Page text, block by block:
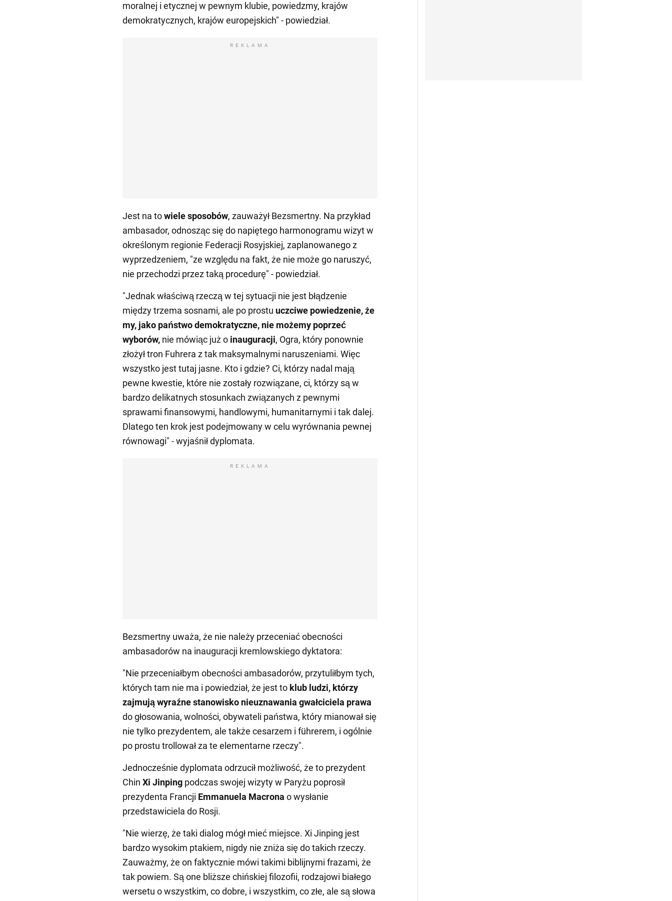
moralnej i etycznej w pewnym klubie, powiedzmy, krajów
demokratycznych, krajów europejskich" - powiedział.
REKLAMA
Jest na towiele sposobów, zauważył Bezsmertny. Na przykład
ambasador, odnosząc się do napiętego harmonogramu wizyt w
określonym regionie Federacji Rosyjskiej, zaplanowanego z
wyprzedzeniem, "ze względu na fakt, że nie może go naruszyć,
nie przechodzi przez taką procedurę" - powiedział.
"Jednak właściwą rzeczą w tej sytuacji nie jest błądzenie
między trzema sosnami, ale po prostu uczciwe powiedzenie, że
my, jako państwo demokratyczne, nie możemy poprzeć
wyborów, nie mówiąc już o inauguracji, Ogra, który ponownie
złożył tron Fuhrera z tak maksymalnymi naruszeniami. Więc
wszystko jest tutaj jasne. Kto i gdzie? Ci, którzy nadal mają
pewne kwestie, które nie zostały rozwiązane, ci, którzy są w
bardzo delikatnych stosunkach związanych z pewnymi
sprawami finansowymi, handlowymi, humanitarnymi i tak dalej.
Dlatego ten krok jest podejmowany w celu wyrównania pewnej
równowagi" - wyjaśnił dyplomata.
REKLAMA
Bezsmertny uważa, że nie należy przeceniać obecności
ambasadorów na inauguracji kremlowskiego dyktatora:
"Nie przeceniałbym obecności ambasadorów, przytuliłbym tych,
których tam nie ma i powiedział, że jest to klub ludzi, którzy
zajmują wyraźne stanowisko nieuznawania gwałciciela prawa
do głosowania, wolności, obywateli państwa, który mianował się
nie tylko prezydentem, ale także cesarzem i führerem, i ogólnie
po prostu trollował za te elementarne rzeczy".
Jednocześnie dyplomata odrzucił możliwość, że to prezydent
Chin Xi Jinping podczas swojej wizyty w Paryżu poprosił
prezydenta Francji Emmanuela Macrona o wysłanie
przedstawiciela do Rosji.
"Nie wierzę, że taki dialog mógł mieć miejsce. Xi Jinping jest
bardzo wysokim ptakiem, nigdy nie zniża się do takich rzeczy.
Zauważmy, że on faktycznie mówi takimi biblijnymi frazami, że
tak powiem. Są one bliższe chińskiej filozofii, rodzajowi białego
wersetu o wszystkim, co dobre, i wszystkim, co złe, ale są słowa